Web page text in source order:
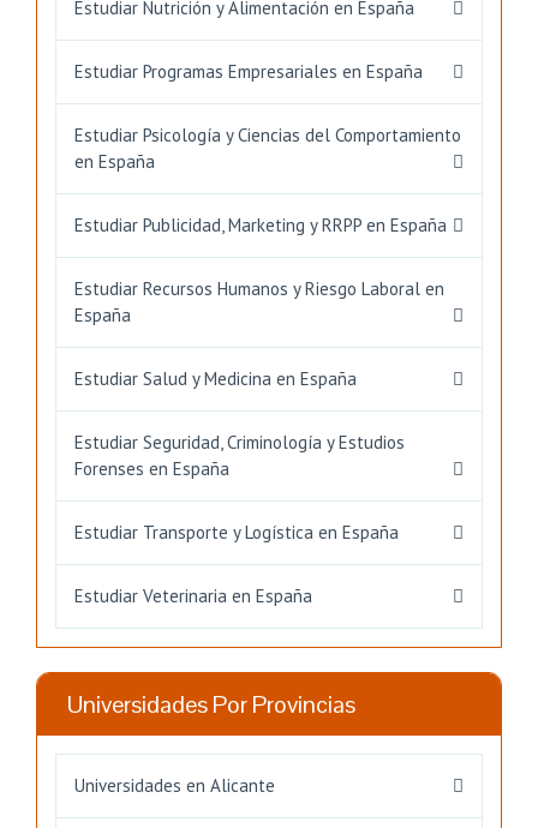
Estudiar Nutrición y Alimentación en España
Estudiar Programas Empresariales en España
Estudiar Psicología y Ciencias del Comportamiento
en España
Estudiar Publicidad, Marketing y RRPP en España
Estudiar Recursos Humanos y Riesgo Laboral en
España
Estudiar Salud y Medicina en España
Estudiar Seguridad, Criminología y Estudios
Forenses en España
Estudiar Transporte y Logística en España
Estudiar Veterinaria en España
Universidades Por Provincias
Universidades en Alicante